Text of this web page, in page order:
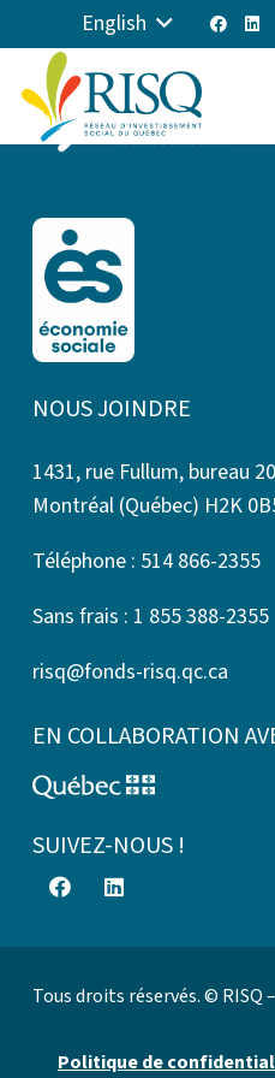
English
NOUS JOINDRE
1431, rue Fullum, bureau
Montréal (Québec) H2K
Téléphone : 514 866-2355
Sans frais : 1 855 388-2355
risq@fonds-risq.qc.ca
EN COLLABORATION
SUIVEZ-NOUS !
Tous droits réservés. © RISQ
Politique de